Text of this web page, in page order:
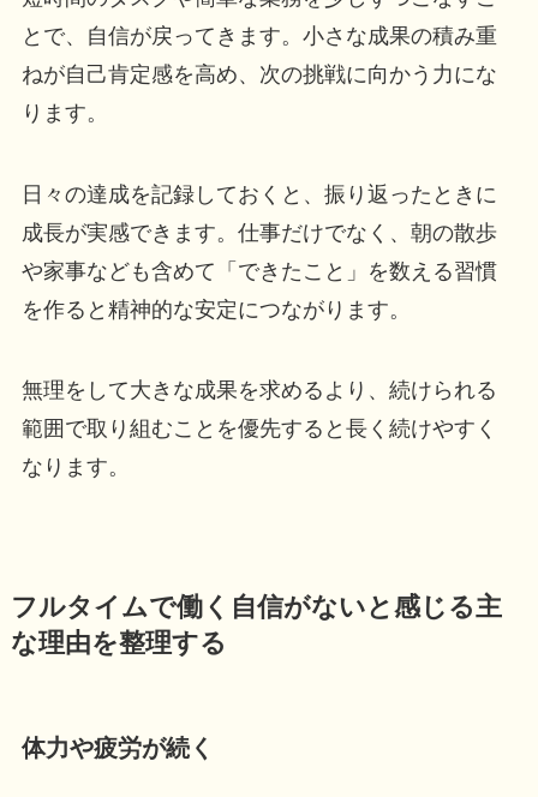
とで、自信が戻ってきます。小さな成果の積み重
ねが自己肯定感を高め、次の挑戦に向かう力にな
ります。
日々の達成を記録しておくと、振り返ったときに
成長が実感できます。仕事だけでなく、朝の散歩
や家事なども含めて「できたこと」を数える習慣
を作ると精神的な安定につながります。
無理をして大きな成果を求めるより、続けられる
範囲で取り組むことを優先すると長く続けやすく
なります。
フルタイムで働く自信がないと感じる主
な理由を整理する
体力や疲労が続く